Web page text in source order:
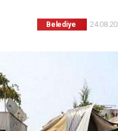
Belediye